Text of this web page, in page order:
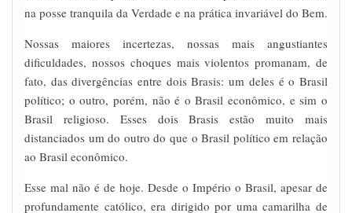
na posse tranquila da Verdade e na prática invariável do Bem.
Nossas maiores incertezas, nossas mais angustiantes
dificuldades, nossos choques mais violentos promanam, de
fato, das divergências entre dois Brasis: um deles é o Brasil
político; o outro, porém, não é o Brasil econômico, e sim o
Brasil religioso. Esses dois Brasis estão muito mais
distanciados um do outro do que o Brasil político em relação
ao Brasil econômico.
Esse mal não é de hoje. Desde o Império o Brasil, apesar de
profundamente católico, era dirigido por uma camarilha de